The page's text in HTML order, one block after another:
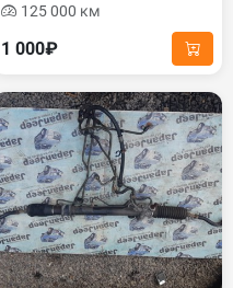
125 000 км
1 000₽